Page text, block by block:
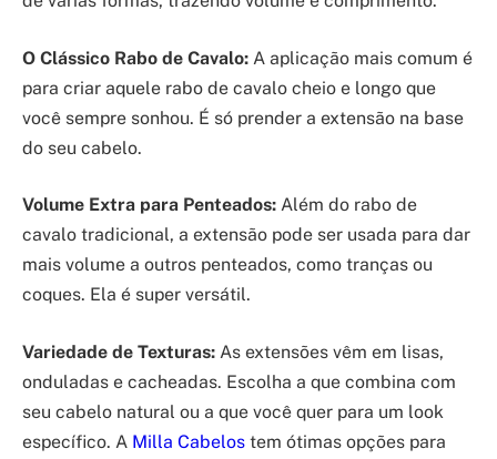
O Clássico Rabo de Cavalo: A aplicação mais comum é
para criar aquele rabo de cavalo cheio e longo que
você sempre sonhou. É só prender a extensão na base
do seu cabelo.
Volume Extra para Penteados: Além do rabo de
cavalo tradicional, a extensão pode ser usada para dar
mais volume a outros penteados, como tranças ou
coques. Ela é super versátil.
Variedade de Texturas: As extensões vêm em lisas,
onduladas e cacheadas. Escolha a que combina com
seu cabelo natural ou a que você quer para um look
específico. A Milla Cabelos tem ótimas opções para